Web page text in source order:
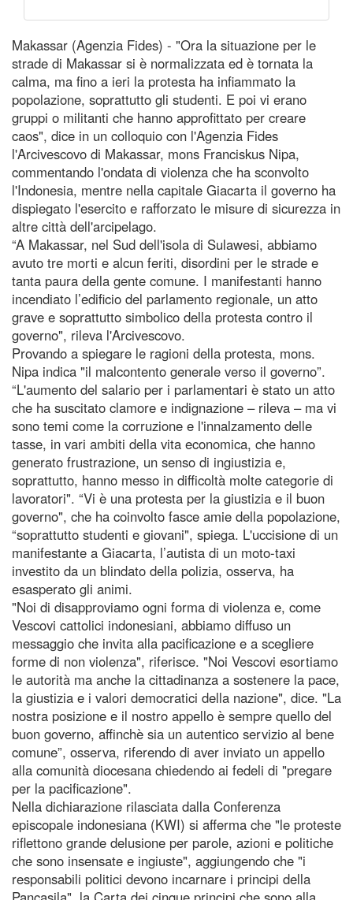
Makassar (Agenzia Fides) - "Ora la situazione per le
strade di Makassar si è normalizzata ed è tornata la
calma, ma fino a ieri la protesta ha infiammato la
popolazione, soprattutto gli studenti. E poi vi erano
gruppi o militanti che hanno approfittato per creare
caos", dice in un colloquio con l'Agenzia Fides
l'Arcivescovo di Makassar, mons Franciskus Nipa,
commentando l'ondata di violenza che ha sconvolto
l'Indonesia, mentre nella capitale Giacarta il governo ha
dispiegato l'esercito e rafforzato le misure di sicurezza in
altre città dell'arcipelago.
“A Makassar, nel Sud dell'isola di Sulawesi, abbiamo
avuto tre morti e alcun feriti, disordini per le strade e
tanta paura della gente comune. I manifestanti hanno
incendiato l’edificio del parlamento regionale, un atto
grave e soprattutto simbolico della protesta contro il
governo", rileva l'Arcivescovo.
Provando a spiegare le ragioni della protesta, mons.
Nipa indica "il malcontento generale verso il governo”.
“L'aumento del salario per i parlamentari è stato un atto
che ha suscitato clamore e indignazione – rileva – ma vi
sono temi come la corruzione e l'innalzamento delle
tasse, in vari ambiti della vita economica, che hanno
generato frustrazione, un senso di ingiustizia e,
soprattutto, hanno messo in difficoltà molte categorie di
lavoratori". “Vi è una protesta per la giustizia e il buon
governo", che ha coinvolto fasce amie della popolazione,
“soprattutto studenti e giovani", spiega. L'uccisione di un
manifestante a Giacarta, l’autista di un moto-taxi
investito da un blindato della polizia, osserva, ha
esasperato gli animi.
"Noi di disapproviamo ogni forma di violenza e, come
Vescovi cattolici indonesiani, abbiamo diffuso un
messaggio che invita alla pacificazione e a scegliere
forme di non violenza", riferisce. "Noi Vescovi esortiamo
le autorità ma anche la cittadinanza a sostenere la pace,
la giustizia e i valori democratici della nazione", dice. "La
nostra posizione e il nostro appello è sempre quello del
buon governo, affinchè sia un autentico servizio al bene
comune”, osserva, riferendo di aver inviato un appello
alla comunità diocesana chiedendo ai fedeli di "pregare
per la pacificazione".
Nella dichiarazione rilasciata dalla Conferenza
episcopale indonesiana (KWI) si afferma che "le proteste
riflettono grande delusione per parole, azioni e politiche
che sono insensate e ingiuste", aggiungendo che "i
responsabili politici devono incarnare i principi della